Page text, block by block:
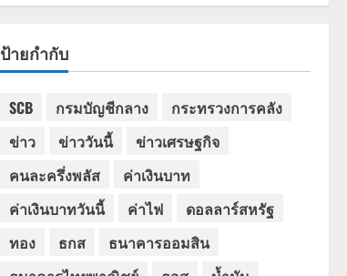
ป้ายกำกับ
SCB กรมบัญชีกลาง
กระทรวงการคลัง
ข่าว
ข่าววันนี้
ข่าวเศรษฐกิจ
คนละครึ่งพลัส
ค่าเงินบาท
ค่าเงินบาทวันนี้
ค่าไฟ
ดอลลาร์สหรัฐ
ทอง
ธกส
ธนาคารออมสิน